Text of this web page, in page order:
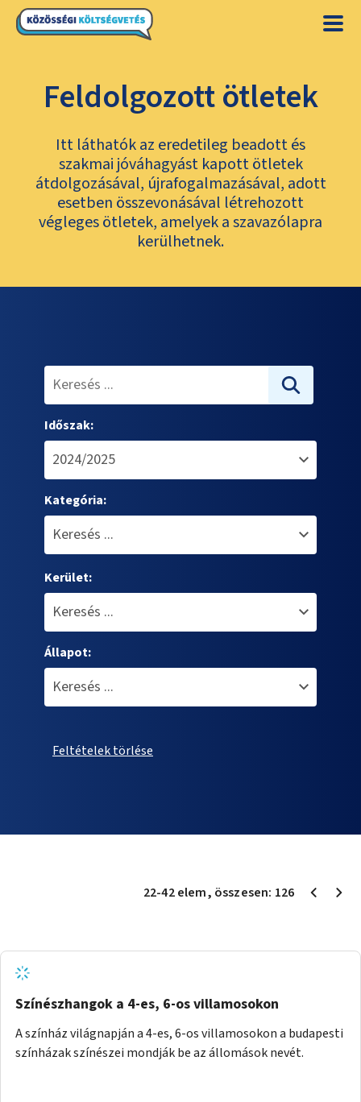
Feldolgozott ötletek
Itt láthatók az eredetileg beadott és
szakmai jóváhagyást kapott ötletek
átdolgozásával, újrafogalmazásával, adott
esetben összevonásával létrehozott
végleges ötletek, amelyek a szavazólapra
kerülhetnek.
Időszak:
Kategória:
Kerület:
Állapot:
Feltételek törlése
22-42elem, összesen: 126
Színészhangok a 4-es, 6-os villamosokon
A színház világnapján a 4-es, 6-os villamosokon a budapesti
színházak színészei mondják be az állomások nevét.